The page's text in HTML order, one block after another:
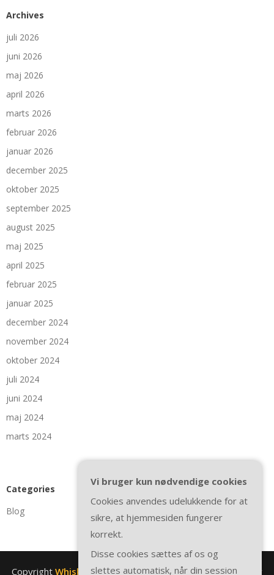
Archives
juli 2026
juni 2026
maj 2026
april 2026
marts 2026
februar 2026
januar 2026
december 2025
oktober 2025
september 2025
august 2025
maj 2025
april 2025
februar 2025
januar 2025
december 2024
november 2024
oktober 2024
juli 2024
juni 2024
maj 2024
marts 2024
Categories
Blog
Copyright Whiskydirect.dk. All rights reserved.| Theme by
Vi bruger kun nødvendige cookies
Cookies anvendes udelukkende for at
sikre, at hjemmesiden fungerer
korrekt.
Disse cookies sættes af os og
slettes automatisk, når din session